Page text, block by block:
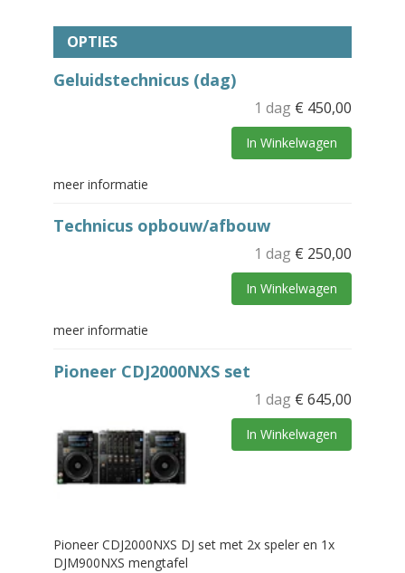
OPTIES
Geluidstechnicus (dag)
1 dag € 450,00
In Winkelwagen
meer informatie
Technicus opbouw/afbouw
1 dag € 250,00
In Winkelwagen
meer informatie
Pioneer CDJ2000NXS set
1 dag € 645,00
In Winkelwagen
Pioneer CDJ2000NXS DJ set met 2x speler en 1x
DJM900NXS mengtafel